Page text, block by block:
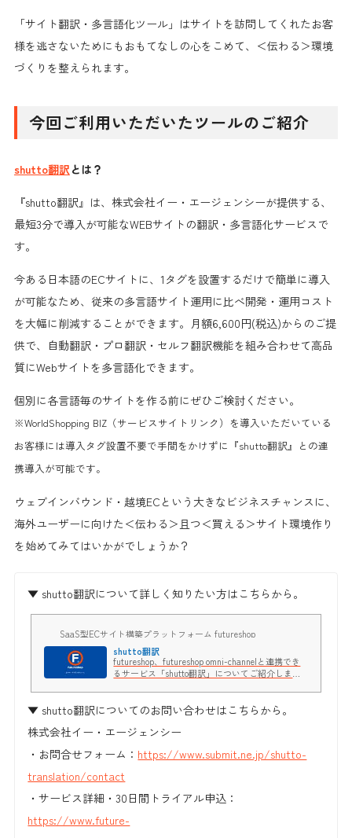
「サイト翻訳・多言語化ツール」はサイトを訪問してくれたお客
様を逃さないためにもおもてなしの心をこめて、＜伝わる＞環境
づくりを整えられます。
今回ご利用いただいたツールのご紹介
shutto翻訳とは？
『shutto翻訳』は、株式会社イー・エージェンシーが提供する、
最短3分で導入が可能なWEBサイトの翻訳・多言語化サービスで
す。
今ある日本語のECサイトに、1タグを設置するだけで簡単に導入
が可能なため、従来の多言語サイト運用に比べ開発・運用コスト
を大幅に削減することができます。月額6,600円(税込)からのご提
供で、自動翻訳・プロ翻訳・セルフ翻訳機能を組み合わせて高品
質にWebサイトを多言語化できます。
個別に各言語毎のサイトを作る前にぜひご検討ください。
※WorldShopping BIZ（サービスサイトリンク）を導入いただいている
お客様には導入タグ設置不要で手間をかけずに『shutto翻訳』との連
携導入が可能です。
ウェブインバウンド・越境ECという大きなビジネスチャンスに、
海外ユーザーに向けた＜伝わる＞且つ＜買える＞サイト環境作り
を始めてみてはいかがでしょうか？
▼ shutto翻訳について詳しく知りたい方はこちらから。
SaaS型ECサイト構築プラットフォーム futureshop
shutto翻訳
futureshop、futureshop omni-channelと連携でき
るサービス「shutto翻訳」についてご紹介しま
▼ shutto翻訳についてのお問い合わせはこちらから。
株式会社イー・エージェンシー
・お問合せフォーム： https://www.submit.ne.jp/shutto-
translation/contact
・サービス詳細・30日間トライアル申込：
https://www.future-